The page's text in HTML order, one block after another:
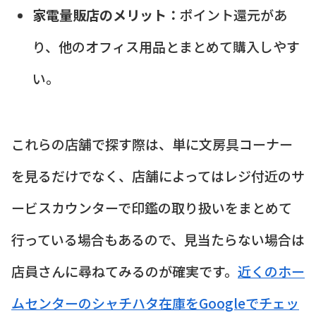
家電量販店のメリット： ポイント還元があ
り、他のオフィス用品とまとめて購入しやす
い。
これらの店舗で探す際は、単に文房具コーナー
を見るだけでなく、店舗によってはレジ付近のサ
ービスカウンターで印鑑の取り扱いをまとめて
行っている場合もあるので、見当たらない場合は
店員さんに尋ねてみるのが確実です。 近くのホー
ムセンターのシャチハタ在庫をGoogleでチェッ